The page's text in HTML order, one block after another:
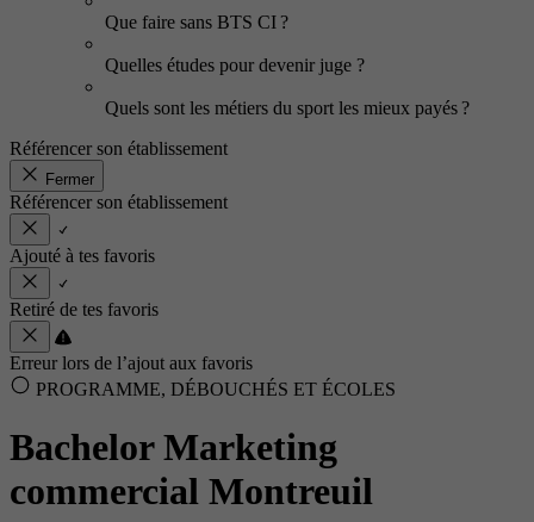
Que faire sans BTS CI ?
Quelles études pour devenir juge ?
Quels sont les métiers du sport les mieux payés ?
Référencer son établissement
Fermer
Référencer son établissement
Ajouté à tes favoris
Retiré de tes favoris
Erreur lors de l’ajout aux favoris
PROGRAMME, DÉBOUCHÉS ET ÉCOLES
Bachelor Marketing
commercial Montreuil